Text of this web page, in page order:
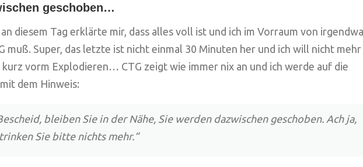
geschoben…
diesem Tag erklärte mir, dass alles voll ist und ich im Vorraum von
muß. Super, das letzte ist nicht einmal 30 Minuten her und ich will nicht mehr
kurz vorm Explodieren… CTG zeigt wie immer nix an und ich werde auf die
dem Hinweis:
bleiben Sie in der Nähe, Sie werden dazwischen geschoben. Ach ja,
Sie bitte nichts mehr.“